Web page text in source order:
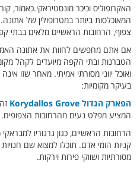
האקרופוליס וכיכר מונסטיראקי.כאמור,
המאוכלסות ביותר במטרופולין של
צפוף, הרחובות הראשיים מלאים בבתי
אם אתם מחפשים לחוות את אתונה
הטברנות ובתי הקפה מיועדים לקהל
ואוכל יווני מסורתי אמיתי. מאחר שזו
בעיקר מקומיות:
הפארק הגדול Korydallos Grove
המציע מפלט נעים מהרחובות הצפופים.
קניות הומי אדם. תוכלו למצוא שם חנויות
מסורתיות ושווקי פירות וירקות.